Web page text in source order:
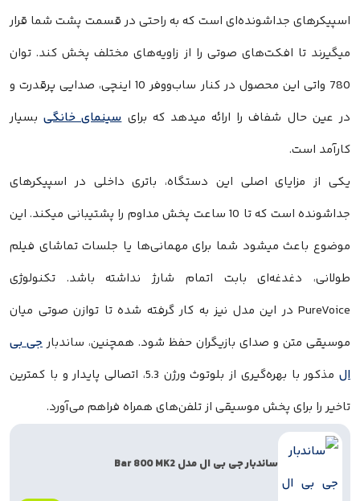
جداشونده‌ای است که به راحتی در قسمت پشت شما قرار
تا افکت‌های صوتی را از زاویه‌های مختلف پخش کند. توان
780 واتی این محصول در کنار ساب‌ووفر 10 اینچی، صدایی پرقدرت و
عین حال شفاف را ارائه میدهد که برایسینمای خانگیبسیار
است.
از مزایای اصلی این دستگاه، باتری داخلی در اسپیکرهای
جداشونده است که تا 10 ساعت پخش مداوم را پشتیبانی میکند. این
باعث میشود شما برای مهمانی‌ها یا جلسات تماشای فیلم
دغدغه‌ای بابت اتمام شارژ نداشته باشد. تکنولوژی
PureVoice در این مدل نیز به کار گرفته شده تا توازن صوتی میان
متن و صدای بازیگران حفظ شود. همچنین، ساندبارجی بی
مذکور با بهره‌گیری از بلوتوث ورژن 5.3، اتصالی پایدار و با کمترین
را برای پخش موسیقی از تلفن‌های همراه فراهم می‌آورد.
ساندبار جی بی ال مدل Bar 800 MK2